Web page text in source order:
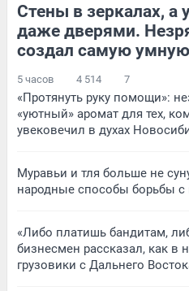
Стены в зеркалах, а
даже дверями.
создал самую
5 часов 4 514 7
«Протянуть руку помощи»:
«уютный» аромат для тех,
увековечил в духах
Муравьи и тля больше не
народные способы борьбы с
«Либо платишь бандитам,
бизнесмен рассказал, как в
грузовики с Дальнего